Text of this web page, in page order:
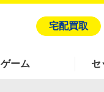
宅配買取
ゲーム セ